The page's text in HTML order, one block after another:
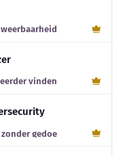
vinden
gedoe